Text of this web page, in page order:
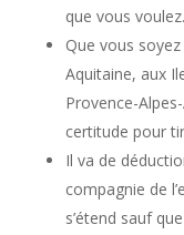
que vous voulez.
Que vous
Aquitaine, aux
Provence-
certitude pour
Il va de
compagnie de
s’étend sauf